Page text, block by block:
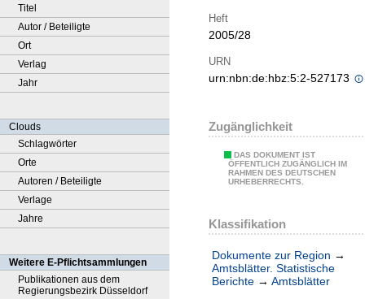
Titel
Autor / Beteiligte
Ort
Verlag
Jahr
Clouds
Schlagwörter
Orte
Autoren / Beteiligte
Verlage
Jahre
Weitere E-Pflichtsammlungen
Publikationen aus dem
Regierungsbezirk Düsseldorf
Heft
2005/28
URN
urn:nbn:de:hbz:5:2-527173
Zugänglichkeit
DAS DOKUMENT IST
ÖFFENTLICH ZUGÄNGLICH IM
RAHMEN DES DEUTSCHEN
URHEBERRECHTS.
Klassifikation
Dokumente zur Region →
Amtsblätter. Statistische
Berichte → Amtsblätter